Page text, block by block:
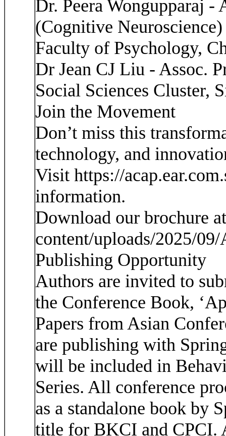
Dr. Peera Wongupparaj -
(Cognitive
Faculty of Psychology,
Dr Jean CJ Liu - Assoc.
Social Sciences Cluster,
Join the Movement
Don’t miss this
technology, and
Visit https://
information.
Download our brochure
content/uploads/2025/
Publishing Opportunity
Authors are invited to
the Conference Book,
Papers from Asian
are publishing with
will be included in
Series. All conference
as a standalone book by
title for BKCI and CPCI.